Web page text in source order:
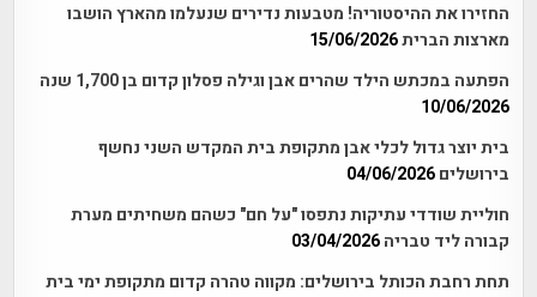
החזירו את ההיסטוריה! מטבעות נדירים שנעלמו מהארץ הושבו
מארצות הברית15/06/2026
הפתעה במכתש הילד שהרים אבן וגילה פסלון קדום בן 1,700 שנה
10/06/2026
בית יוצר גדול לכלי אבן מתקופת בית המקדש השני נחשף
בירושלים 04/06/2026
חוליית שודדי עתיקות נתפסו "על חם" כשהם משחיתים מערת
קבורה ליד טבריה 03/04/2026
תחת רחבת הכותל בירושלים: מקווה טהרה קדום מתקופת ימי בית